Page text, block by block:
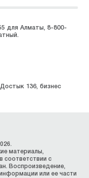
для Алматы, 8-800-
136, бизнес
материалы,
соответствии с
Воспроизведение,
или ее части